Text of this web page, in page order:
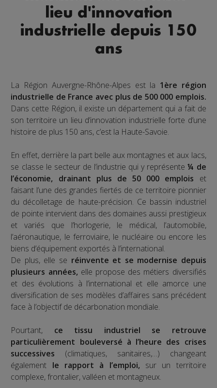
lieu d'innovation
industrielle depuis 150
ans
La Région Auvergne-Rhône-Alpes est la 1ère région
industrielle de France avec plus de 500 000 emplois.
Dans cette Région, il existe un département qui a fait de
son territoire un lieu d’innovation industrielle forte d’une
histoire de plus 150 ans, c’est la Haute-Savoie.
En effet, derrière la part belle aux montagnes et aux lacs,
se classe le secteur de l’industrie qui y représente¼ de
l’économie, drainant plus de 50 000 emplois et
faisant l’une des grandes fiertés de ce territoire pionnier
du décolletage de haute-précision. Ce bassin industriel
de pointe intervient dans des domaines aussi prestigieux
et variés que l’horlogerie, le médical, l’automobile,
l’aéronautique, le ferroviaire, le nucléaire ou encore les
biens d’équipement exportés à l’international.
De plus, elle se réinvente et se modernise depuis
plusieurs années, elle propose des métiers diversifiés
et des évolutions à l’international et elle amorce une
diversification de ses modèles d’affaires sans précédent
face à l’objectif de décarbonation mondiale.
Pourtant, ce tissu industriel se retrouve
particulièrement bouleversé à l’heure des crises
successives (climatiques, sanitaires,…) changeant
également le rapport à l’emploi, sur un territoire
complexe, frontalier, valléen et montagneux.